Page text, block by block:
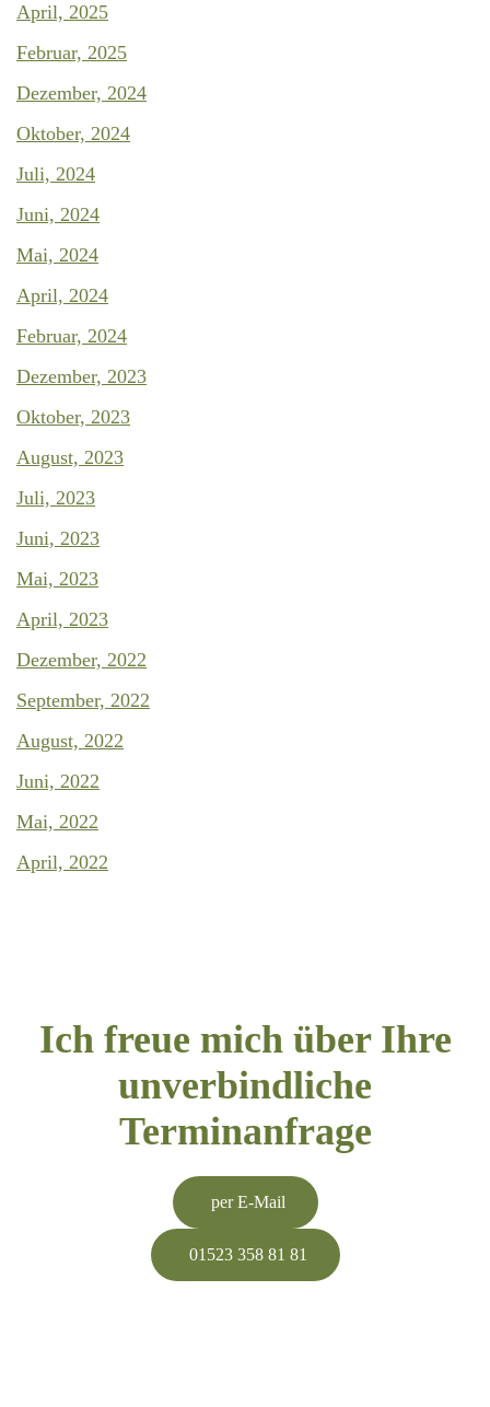
April, 2025
Februar, 2025
Dezember, 2024
Oktober, 2024
Juli, 2024
Juni, 2024
Mai, 2024
April, 2024
Februar, 2024
Dezember, 2023
Oktober, 2023
August, 2023
Juli, 2023
Juni, 2023
Mai, 2023
April, 2023
Dezember, 2022
September, 2022
August, 2022
Juni, 2022
Mai, 2022
April, 2022
Ich freue mich über Ihre
unverbindliche
Terminanfrage
per E-Mail
01523 358 81 81